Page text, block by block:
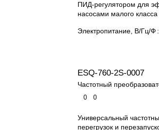
ПИД-регулятором для
насосами малого
Электропитание, В/Гц/Ф :
ESQ-760-2S-0007
Частотный
0 0
Универсальный
перегрузок и